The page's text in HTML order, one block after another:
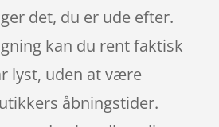
det, du er ude efter.
kan du rent faktisk
lyst, uden at være
åbningstider.